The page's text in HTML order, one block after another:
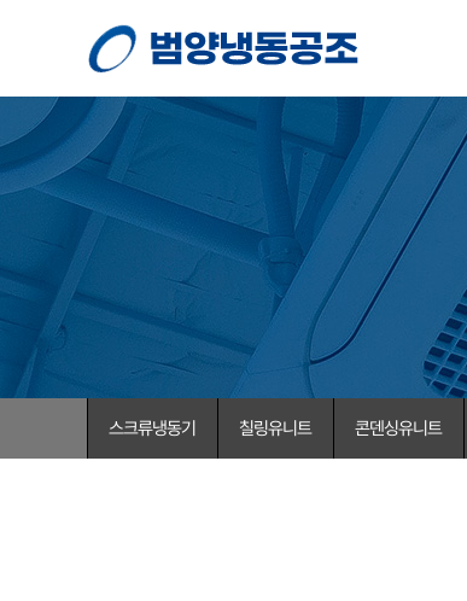
스크류냉동기 칠링유니트 콘덴싱유니트